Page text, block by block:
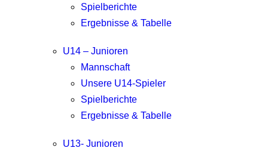
Spielberichte
Ergebnisse & Tabelle
U14 – Junioren
Mannschaft
Unsere U14-Spieler
Spielberichte
Ergebnisse & Tabelle
U13- Junioren